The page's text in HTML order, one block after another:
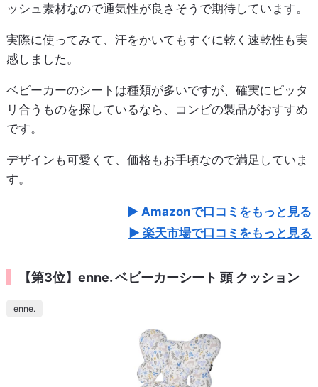
ッシュ素材なので通気性が良さそうで期待しています。
実際に使ってみて、汗をかいてもすぐに乾く速乾性も実
感しました。
ベビーカーのシートは種類が多いですが、確実にピッタ
リ合うものを探しているなら、コンビの製品がおすすめ
です。
デザインも可愛くて、価格もお手頃なので満足していま
す。
Amazonで口コミをもっと見る
楽天市場で口コミをもっと見る
【第3位】enne. ベビーカーシート 頭 クッション
enne.